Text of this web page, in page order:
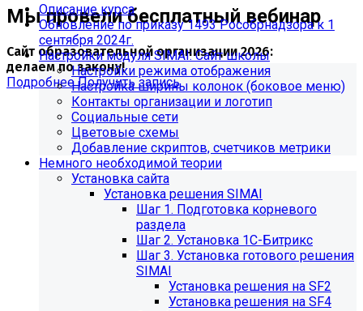
Мы провели бесплатный вебинар
Сайт образовательной организации 2026:
делаем по закону!
ПодробнееПолучить запись
Описание курса
Обновление по приказу 1493 Рособрнадзора к 1
сентября 2024г.
Настройки модуля SIMAI: Сайт школы
Настройки режима отображения
Настройка ширины колонок (боковое меню)
Контакты организации и логотип
Социальные сети
Цветовые схемы
Добавление скриптов, счетчиков метрики
Немного необходимой теории
Установка сайта
Установка решения SIMAI
Шаг 1. Подготовка корневого
раздела
Шаг 2. Установка 1С-Битрикс
Шаг 3. Установка готового решения
SIMAI
Установка решения на SF2
Установка решения на SF4